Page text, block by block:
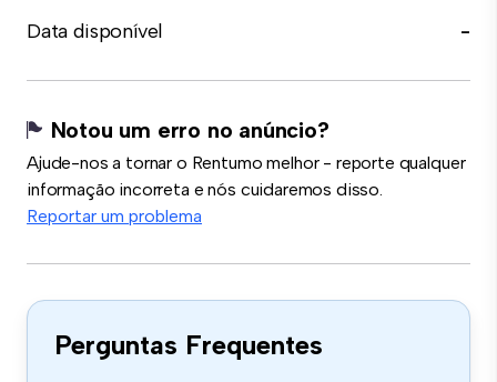
Data disponível
-
Notou um erro no anúncio?
Ajude-nos a tornar o Rentumo melhor - reporte qualquer
informação incorreta e nós cuidaremos disso.
Reportar um problema
Perguntas Frequentes